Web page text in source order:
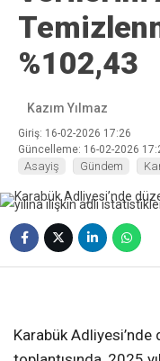
%102,43
Kazım Yılmaz
Giriş: 16-02-2026 17:26
Güncelleme: 16-02-2026
Asayiş Gündem
Karabük